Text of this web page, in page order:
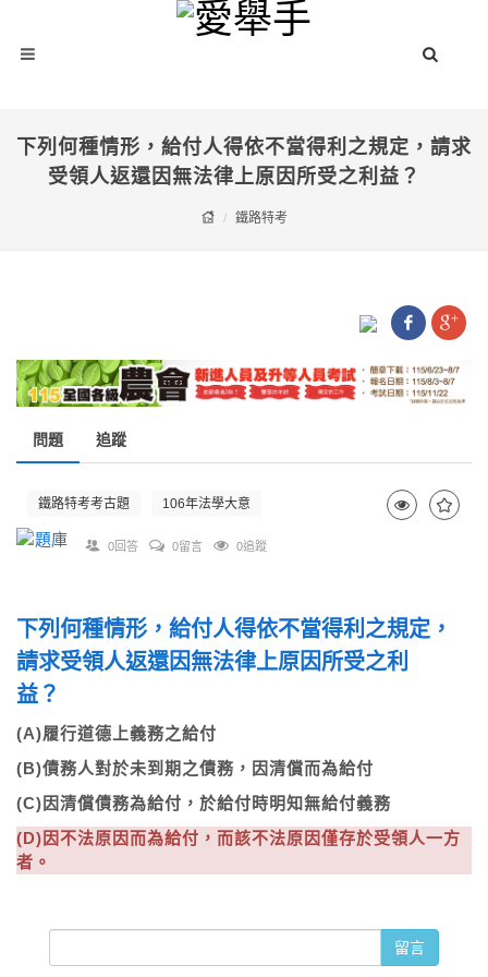
下列何種情形，給付人得依不當得利之規定，請求
受領人返還因無法律上原因所受之利益？
鐵路特考
問題 追蹤
鐵路特考考古題 106年法學大意
0回答 0留言 0追蹤
下列何種情形，給付人得依不當得利之規定，
請求受領人返還因無法律上原因所受之利
益？
(A)履行道德上義務之給付
(B)債務人對於未到期之債務，因清償而為給付
(C)因清償債務為給付，於給付時明知無給付義務
(D)因不法原因而為給付，而該不法原因僅存於受領人一方
者。
留言